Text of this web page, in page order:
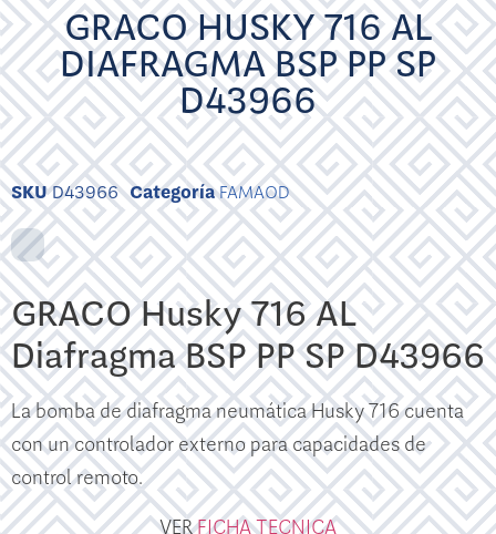
GRACO HUSKY 716 AL
DIAFRAGMA BSP PP SP
D43966
SKUD43966 CategoríaFAMAOD
GRACO Husky 716 AL
Diafragma BSP PP SP D43966
La bomba de diafragma neumática Husky 716 cuenta
con un controlador externo para capacidades de
control remoto.
VERFICHA TECNICA